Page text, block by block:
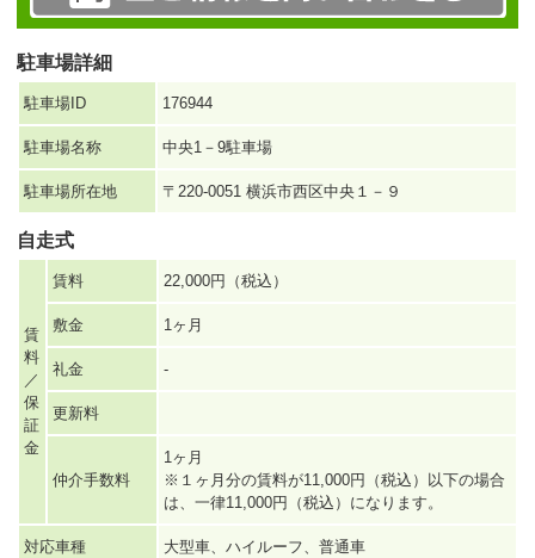
駐車場詳細
駐車場ID 176944
駐車場名称 中央1－9駐車場
駐車場所在地 〒220-0051 横浜市西区中央１－９
自走式
賃
料
／
保
証
金
賃料 22,000円（税込）
敷金 1ヶ月
礼金 -
更新料
仲介手数料
1ヶ月
※１ヶ月分の賃料が11,000円（税込）以下の場合
は、一律11,000円（税込）になります。
対応車種 大型車、ハイルーフ、普通車